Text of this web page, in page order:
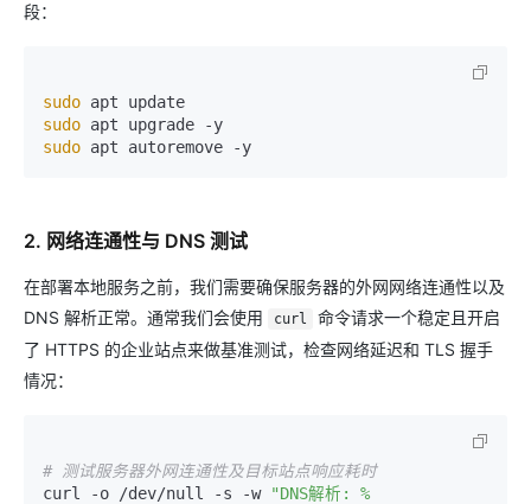
段：
sudo
sudo
sudo
2. 网络连通性与 DNS 测试
在部署本地服务之前，我们需要确保服务器的外网网络连通性以及
DNS 解析正常。通常我们会使用
curl
命令请求一个稳定且开启
了 HTTPS 的企业站点来做基准测试，检查网络延迟和 TLS 握手
情况：
# 测试服务器外网连通性及目标站点响应耗时
curl -o /dev/null -s -w "DNS解析: %